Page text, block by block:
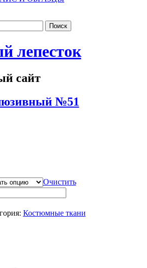
лепесток
сайт
№51
Очистить
Костюмные ткани